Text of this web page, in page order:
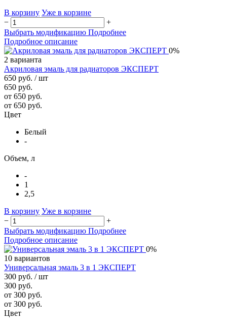
В корзину Уже в корзине
−
+
Выбрать модификацию Подробнее
Подробное описание
0%
2 варианта
Акриловая эмаль для радиаторов ЭКСПЕРТ
650 руб. / шт
650 руб.
от 650 руб.
от 650 руб.
Цвет
Белый
-
Объем, л
-
1
2,5
В корзину Уже в корзине
−
+
Выбрать модификацию Подробнее
Подробное описание
0%
10 вариантов
Универсальная эмаль 3 в 1 ЭКСПЕРТ
300 руб. / шт
300 руб.
от 300 руб.
от 300 руб.
Цвет